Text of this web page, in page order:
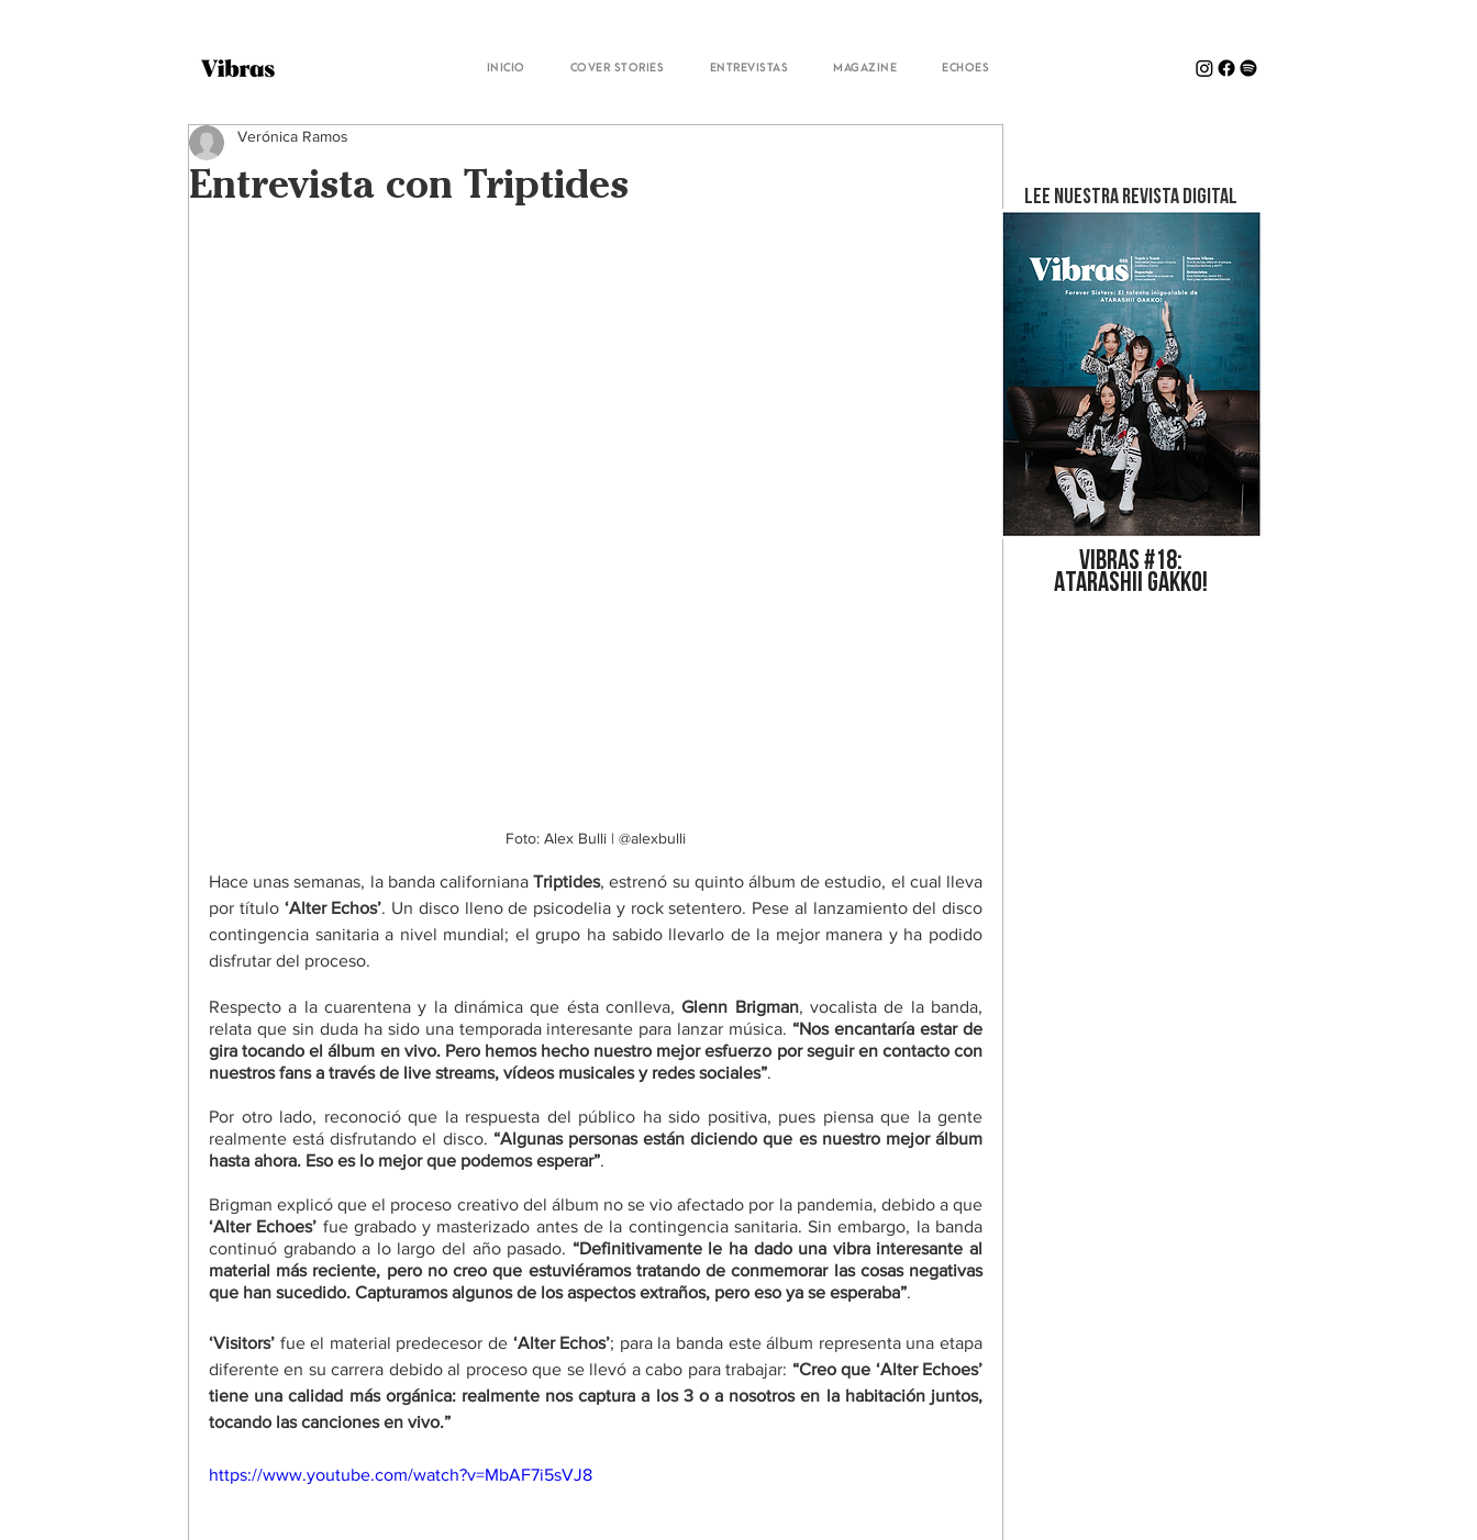
Inicio Cover Stories Entrevistas Magazine Echoes
Entrevista con Triptides
Verónica Ramos
Foto: Alex Bulli | @alexbulli
Hace unas semanas, la banda californiana Triptides, estrenó su quinto álbum de estudio, el cual lleva
por título ‘Alter Echos’. Un disco lleno de psicodelia y rock setentero. Pese al lanzamiento del disco
contingencia sanitaria a nivel mundial; el grupo ha sabido llevarlo de la mejor manera y ha podido
disfrutar del proceso.
Respecto a la cuarentena y la dinámica que ésta conlleva, Glenn Brigman, vocalista de la banda,
relata que sin duda ha sido una temporada interesante para lanzar música. “Nos encantaría estar de
gira tocando el álbum en vivo. Pero hemos hecho nuestro mejor esfuerzo por seguir en contacto con
nuestros fans a través de live streams, vídeos musicales y redes sociales”.
Por otro lado, reconoció que la respuesta del público ha sido positiva, pues piensa que la gente
realmente está disfrutando el disco. “Algunas personas están diciendo que es nuestro mejor álbum
hasta ahora. Eso es lo mejor que podemos esperar”.
‘Alter Echoes’ fue grabado y masterizado antes de la contingencia sanitaria. Sin embargo, la banda
continuó grabando a lo largo del año pasado. “Definitivamente le ha dado una vibra interesante al
material más reciente, pero no creo que estuviéramos tratando de conmemorar las cosas negativas
que han sucedido. Capturamos algunos de los aspectos extraños, pero eso ya se esperaba”.
‘Visitors’ fue el material predecesor de ‘Alter Echos’; para la banda este álbum representa una etapa
diferente en su carrera debido al proceso que se llevó a cabo para trabajar: “Creo que ‘Alter Echoes’
tiene una calidad más orgánica: realmente nos captura a los 3 o a nosotros en la habitación juntos,
tocando las canciones en vivo.”
https://www.youtube.com/watch?v=MbAF7i5sVJ8
LEE NUESTRA REVISTA DIGITAL
Vibras #18:
ATARASHII GAKKO!